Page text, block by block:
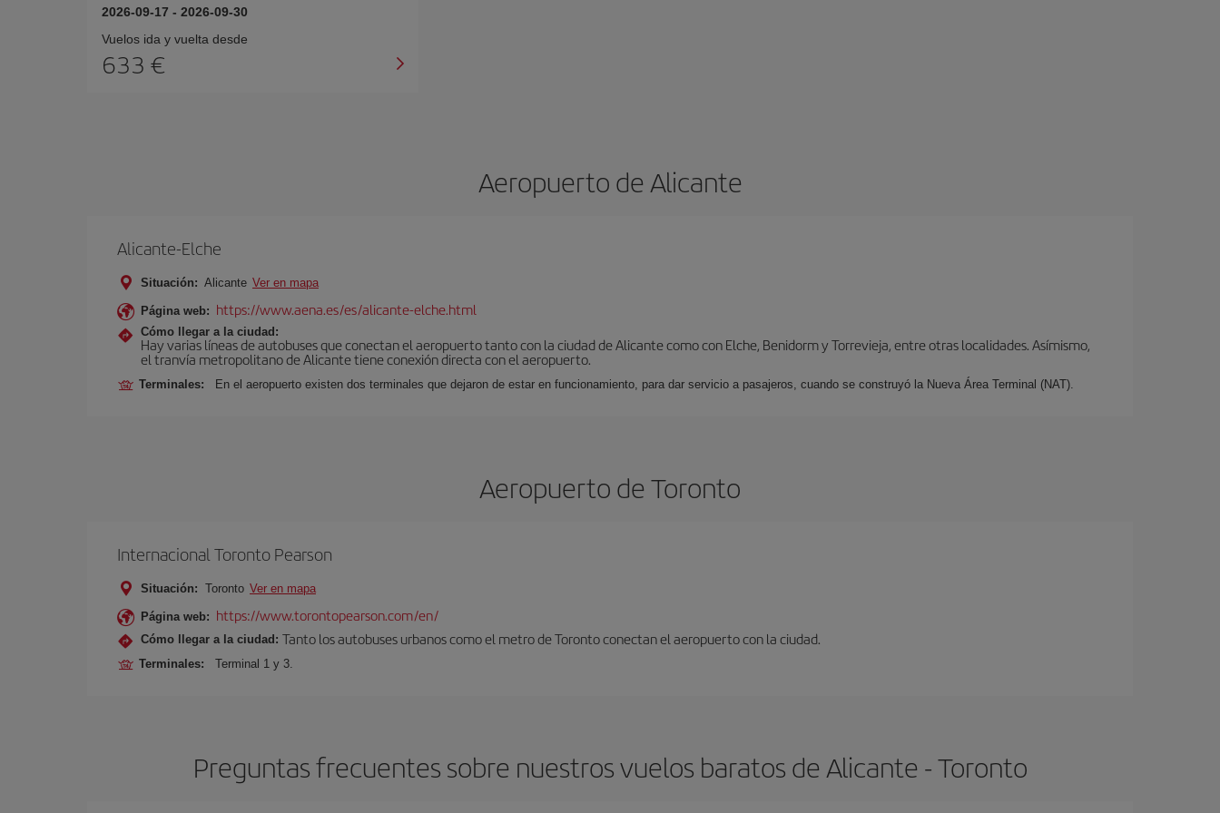
2026-09-17 - 2026-09-30
Vuelos ida y vuelta desde
633 €
Aeropuerto de Alicante
Alicante-Elche
Situación: Alicante Ver en mapa
Página web: https://www.aena.es/es/alicante-elche.html
Cómo llegar a la ciudad:
Hay varias líneas de autobuses que conectan el aeropuerto tanto con la ciudad de Alicante como con Elche, Benidorm y Torrevieja, entre otras localidades. Asímismo,
el tranvía metropolitano de Alicante tiene conexión directa con el aeropuerto.
Terminales: En el aeropuerto existen dos terminales que dejaron de estar en funcionamiento, para dar servicio a pasajeros, cuando se construyó la Nueva Área Terminal (NAT).
Aeropuerto de Toronto
Internacional Toronto Pearson
Situación: Toronto Ver en mapa
Página web: https://www.torontopearson.com/en/
Cómo llegar a la ciudad: Tanto los autobuses urbanos como el metro de Toronto conectan el aeropuerto con la ciudad.
Terminales: Terminal 1 y 3.
Preguntas frecuentes sobre nuestros vuelos baratos de Alicante - Toronto